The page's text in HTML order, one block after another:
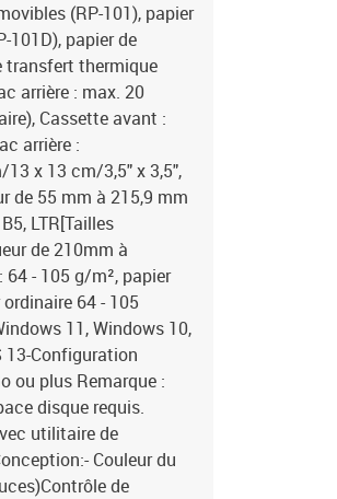
(RP-101), papier
101D), papier de
transfert thermique
arrière : max. 20
Cassette avant :
arrière :
x 13 cm/3,5" x 3,5",
de 55 mm à 215,9 mm
LTR[Tailles
de 210mm à
- 105 g/m², papier
64 - 105
11, Windows 10,
13-Configuration
ou plus Remarque :
disque requis.
utilitaire de
Couleur du
de